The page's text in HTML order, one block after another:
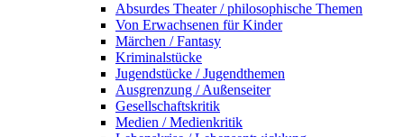
Absurdes Theater / philosophische Themen
Von Erwachsenen für Kinder
Märchen / Fantasy
Kriminalstücke
Jugendstücke / Jugendthemen
Ausgrenzung / Außenseiter
Gesellschaftskritik
Medien / Medienkritik